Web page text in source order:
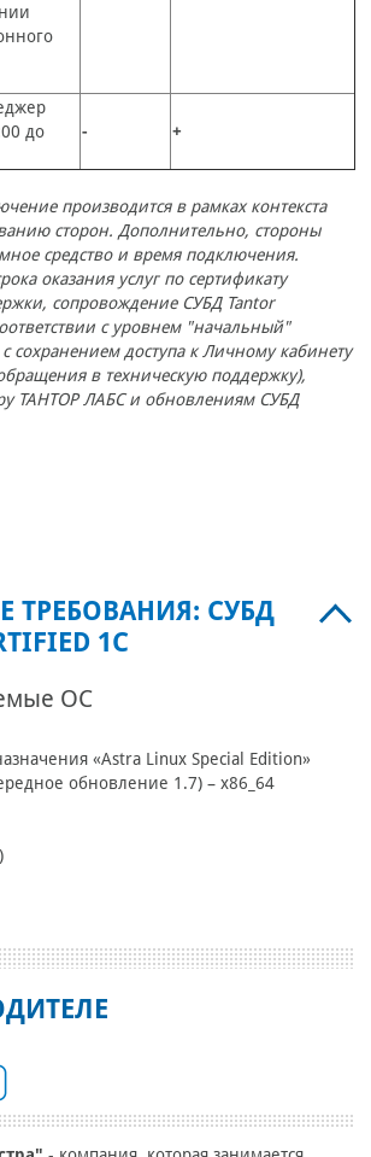
до
- +
производится в рамках контекста
сторон. Дополнительно, стороны
средство и время подключения.
оказания услуг по сертификату
сопровождение СУБД Tantor
с уровнем "начальный"
сохранением доступа к Личному кабинету
в техническую поддержку),
ТАНТОР ЛАБС и обновлениям СУБД
ТРЕБОВАНИЯ: СУБД
1C
ОС
«Astra Linux Special Edition»
обновление 1.7) – x86_64